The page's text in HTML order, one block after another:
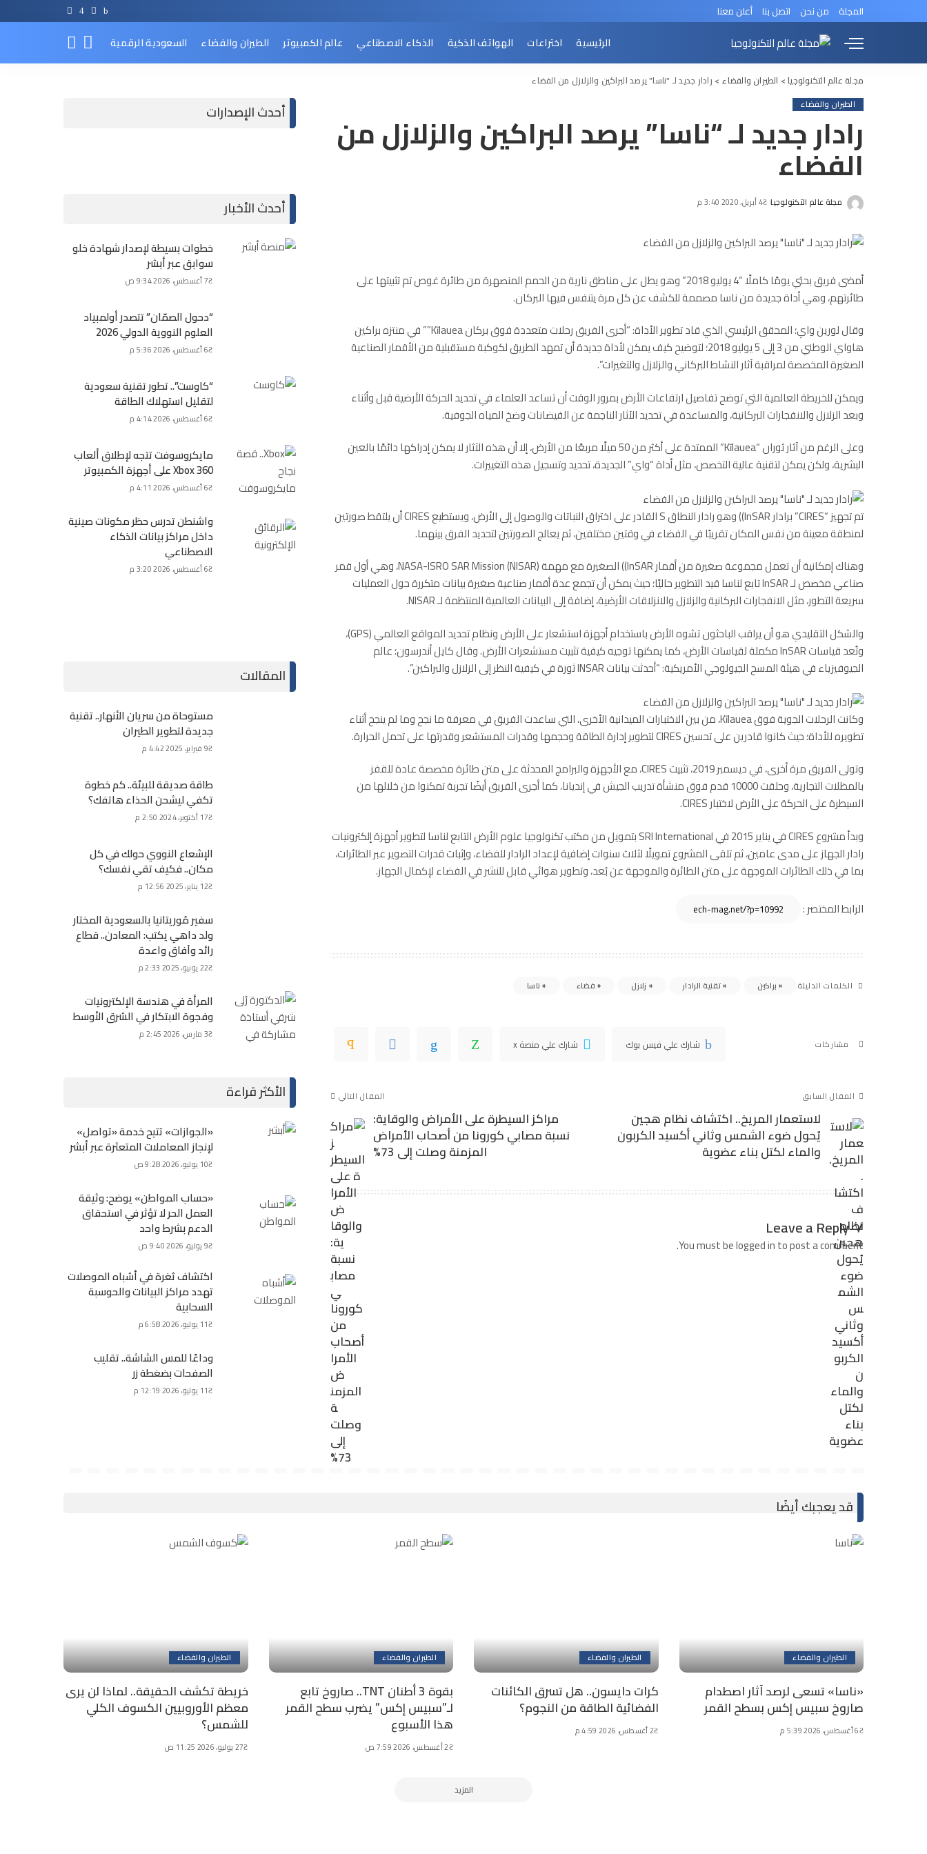
المجلة من نحن اتصل بنا أعلن معنا
الرئيسية اختراعات الهواتف الذكية الذكاء الاصطناعي عالم الكمبيوتر الطيران والفضاء السعودية الرقمية
مجلة عالم التكنولوجيا> الطيران والفضاء > رادار جديد لـ “ناسا” يرصد البراكين والزلازل من الفضاء
الطيران والفضاء
رادار جديد لـ “ناسا” يرصد البراكين والزلازل من
الفضاء
Posted
مجلة عالم التكنولوجيا 4 أبريل، 2020 3:40 م
أمضى فريق بحثي يومًا كاملًا “4 يوليو 2018” وهو يطل على مناطق نارية من الحمم المنصهرة من طائرة غوص تم تثبيتها على
طائرتهم، وهي أداة جديدة من ناسا مصممة للكشف عن كل مرة يتنفس فيها البركان.
وقال لورين واي؛ المحقق الرئيسي الذي قاد تطوير الأداة: “أجرى الفريق رحلات متعددة فوق بركان Kīlauea”” في منتزه براكين
هاواي الوطني من 3 إلى 5 يوليو 2018؛ لتوضيح كيف يمكن لأداة جديدة أن تمهد الطريق لكوكبة مستقبلية من الأقمار الصناعية
الصغيرة المخصصة لمراقبة آثار النشاط البركاني والزلازل والتغيرات”.
ويمكن للخريطة العالمية التي توضح تفاصيل ارتفاعات الأرض بمرور الوقت أن تساعد العلماء في تحديد الحركة الأرضية قبل وأثناء
وبعد الزلازل والانفجارات البركانية، والمساعدة في تحديد الآثار الناجمة عن الفيضانات وضخ المياه الجوفية.
وعلى الرغم من آثار ثوران “Kīlauea” الممتدة على أكثر من 50 ميلًا مربعًا من الأرض، إلا أن هذه الآثار لا يمكن إدراكها دائمًا بالعين
البشرية، ولكن يمكن لتقنية عالية التخصص، مثل أداة “واي” الجديدة، تحديد وتسجيل هذه التغييرات.
تم تجهيز “CIRES” برادار InSAR)) وهو رادار النطاق S القادر على اختراق النباتات والوصول إلى الأرض، ويستطيع CIRES أن يلتقط صورتين
لمنطقة معينة من نفس المكان تقريبًا في الفضاء في وقتين مختلفين، ثم يعالج الصورتين لتحديد الفرق بينهما.
وهناك إمكانية أن تعمل مجموعة صغيرة من أقمار InSAR)) الصغيرة مع مهمة NASA-ISRO SAR Mission (NISAR)، وهي أول قمر
صناعي مخصص لـ InSAR تابع لناسا قيد التطوير حاليًا؛ حيث يمكن أن تجمع عدة أقمار صناعية صغيرة بيانات متكررة حول العمليات
سريعة التطور، مثل الانفجارات البركانية والزلازل والانزلاقات الأرضية، إضافة إلى البيانات العالمية المنتظمة لـ NISAR.
والشكل التقليدي هو أن يراقب الباحثون تشوه الأرض باستخدام أجهزة استشعار على الأرض ونظام تحديد المواقع العالمي (GPS)،
وتُعد قياسات InSAR مكملة لقياسات الأرض، كما يمكنها توجيه كيفية تثبيت مستشعرات الأرض. وقال كايل أندرسون؛ عالم
الجيوفيزياء في هيئة المسح الجيولوجي الأمريكية: “أحدثت بيانات INSAR ثورة في كيفية النظر إلى الزلازل والبراكين”.
وكانت الرحلات الجوية فوق Kīlauea، من بين الاختبارات الميدانية الأخرى، التي ساعدت الفريق في معرفة ما نجح وما لم ينجح أثناء
تطويره للأداة؛ حيث كانوا قادرين على تحسين CIRES لتطوير إدارة الطاقة وحجمها وقدرات المستشعر وقدرتها على تحمل الحرارة.
وتولى الفريق مرة أخرى، في ديسمبر 2019، تثبيت CIRES، مع الأجهزة والبرامج المحدثة على متن طائرة مخصصة عادة للقفز
بالمظلات التجارية، وحلقت 10000 قدم فوق منشأة تدريب الجيش في إنديانا، كما أجرى الفريق أيضًا تجربة تمكنوا من خلالها من
السيطرة على الحركة على الأرض لاختبار CIRES.
وبدأ مشروع CIRES في يناير 2015 في SRI International بتمويل من مكتب تكنولوجيا علوم الأرض التابع لناسا لتطوير أجهزة إلكترونيات
رادار الجهاز على مدى عامين، ثم تلقى المشروع تمويلًا لثلاث سنوات إضافية لإعداد الرادار للفضاء، وإثبات قدرات التصوير عبر الطائرات،
بما في ذلك الطائرات الموجهة على متن الطائرة والموجهة عن بُعد، وتطوير هوائي قابل للنشر في الفضاء لإكمال الجهاز.
الرابط المختصر :
الكلمات الدليلة براكين تقنية الرادار زلازل فضاء ناسا
مشاركات شارك علي فيس بوك شارك علي منصة x
المقال السابق
لاستعمار المريخ.. اكتشاف نظام هجين
يُحول ضوء الشمس وثاني أكسيد الكربون
والماء لكتل بناء عضوية
المقال التالي
مراكز السيطرة على الأمراض والوقاية:
نسبة مصابي كورونا من أصحاب الأمراض
المزمنة وصلت إلى 73%
Leave a Reply
You must be logged in to post a comment.
أحدث الإصدارات
أحدث الأخبار
خطوات بسيطة لإصدار شهادة خلو
سوابق عبر أبشر
7 أغسطس، 2026 9:34 ص
“دحول الصمّان” تتصدر أولمبياد
العلوم النووية الدولي 2026
6 أغسطس، 2026 5:36 م
“كاوست”.. تطور تقنية سعودية
لتقليل استهلاك الطاقة
6 أغسطس، 2026 4:14 م
مايكروسوفت تتجه لإطلاق ألعاب
Xbox 360 على أجهزة الكمبيوتر
6 أغسطس، 2026 4:11 م
واشنطن تدرس حظر مكونات صينية
داخل مراكز بيانات الذكاء
الاصطناعي
6 أغسطس، 2026 3:20 م
المقالات
مستوحاة من سريان الأنهار.. تقنية
جديدة لتطوير الطيران
9 فبراير، 2025 4:42 م
طاقة صديقة للبيئة.. كم خطوة
تكفي ليشحن الحذاء هاتفك؟
17 أكتوبر، 2024 2:50 م
الإشعاع النووي حولك في كل
مكان.. فكيف تقي نفسك؟
12 يناير، 2025 12:56 م
سفير مُوريتانيا بالسعودية المختار
ولد داهي يكتب: المعادن.. قطاع
رائد وآفاق واعدة
22 يونيو، 2025 2:33 م
المرأة في هندسة الإلكترونيات
وفجوة الابتكار في الشرق الأوسط
3 مارس، 2026 2:45 م
الأكثر قراءة
«الجوازات» تتيح خدمة «تواصل»
لإنجاز المعاملات المتعثرة عبر أبشر
10 يوليو، 2026 9:28 ص
«حساب المواطن» يوضح: وثيقة
العمل الحر لا تؤثر في استحقاق
الدعم بشرط واحد
9 يوليو، 2026 9:40 ص
اكتشاف ثغرة في أشباه الموصلات
تهدد مراكز البيانات والحوسبة
السحابية
11 يوليو، 2026 6:58 م
وداعًا للمس الشاشة.. تقليب
الصفحات بضغطة زر
11 يوليو، 2026 12:19 م
قد يعجبك أيضًا
الطيران والفضاء
«ناسا» تسعى لرصد آثار اصطدام
صاروخ سبيس إكس بسطح القمر
6 أغسطس، 2026 5:39 م
الطيران والفضاء
كرات دايسون.. هل تسرق الكائنات
الفضائية الطاقة من النجوم؟
2 أغسطس، 2026 4:59 م
الطيران والفضاء
بقوة 3 أطنان TNT.. صاروخ تابع
لـ”سبيس إكس” يضرب سطح القمر
هذا الأسبوع
2 أغسطس، 2026 7:59 ص
الطيران والفضاء
خريطة تكشف الحقيقة.. لماذا لن يرى
معظم الأوروبيين الكسوف الكلي
للشمس؟
27 يوليو، 2026 11:25 ص
المزيد